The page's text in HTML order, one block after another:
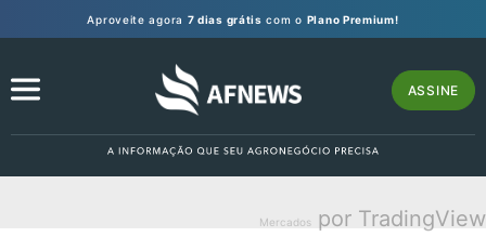
Aproveite agora 7 dias grátis com o Plano Premium!
ASSINE
Mercados por TradingView